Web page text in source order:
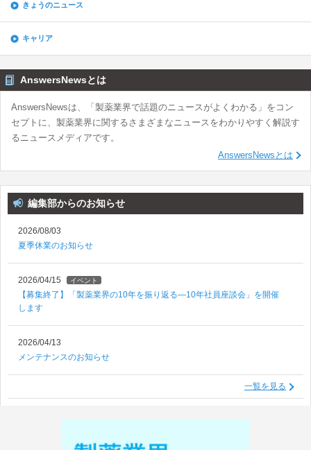
きょうのニュース
キャリア
AnswersNewsとは
AnswersNewsは、「製薬業界で話題のニュースがよくわかる」をコン
セプトに、製薬業界に関するさまざまなニュースをわかりやすく解説す
るニュースメディアです。
AnswersNewsとは
編集部からのお知らせ
2026/08/03
夏季休業のお知らせ
2026/04/15 イベント
【募集終了】「製薬業界の10年を振り返る―10年社員座談会」を開催
します
2026/04/13
メンテナンスのお知らせ
一覧を見る